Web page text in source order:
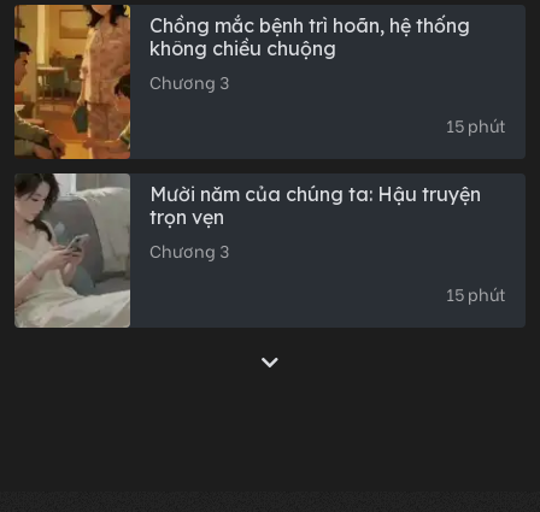
Chồng mắc bệnh trì hoãn, hệ thống
không chiều chuộng
Chương 3
15 phút
Mười năm của chúng ta: Hậu truyện
trọn vẹn
Chương 3
15 phút